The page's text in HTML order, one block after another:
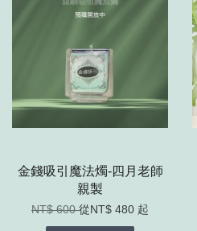
金錢吸引魔法燭-四月老師
親製
NT$ 600從NT$ 480 起